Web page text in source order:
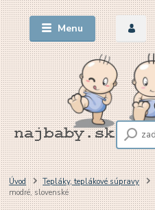
Menu
Úvod Tepláky, teplákové súpravy
modré, slovenské